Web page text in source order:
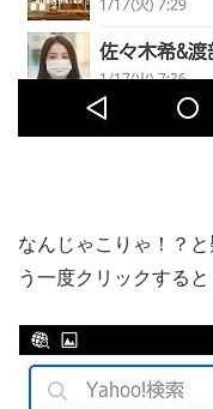
なんじゃこりゃ！？
う一度クリックすると